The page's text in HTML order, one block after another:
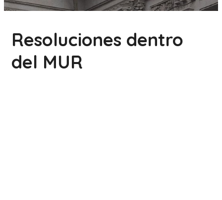
Resoluciones dentro
del MUR